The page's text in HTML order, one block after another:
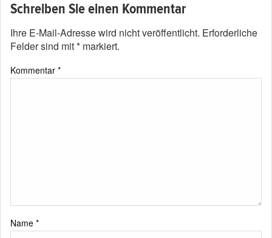
Schreiben Sie einen Kommentar
Ihre E-Mail-Adresse wird nicht veröffentlicht. Erforderliche
Felder sind mit* markiert.
Kommentar *
Name *